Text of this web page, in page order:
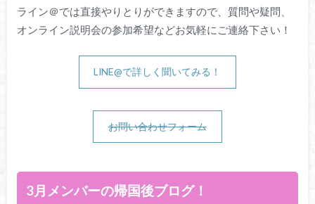
ライン＠では直接やりとりができますので、質問や疑問、
オンライン説明会の参加希望などお気軽にご連絡下さい！
LINE@で詳しく聞いてみる！
お問い合わせフォーム
3月メンバーの帰国後ブログ！